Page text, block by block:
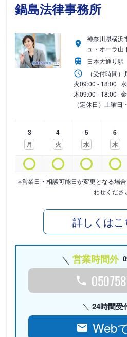
鍋島法律事務所
神奈川県横浜
ュ・オーラ山
日本大通り駅
（受付時間）
火09:00 - 18:00 水
木09:00 - 18:00 金
（定休日）土曜日
3
月
4
火
5
水
6
木
※営業日・相談可能日が変更となる場
わせくださ
詳しくはこ
営業時間外
24時間受
Web